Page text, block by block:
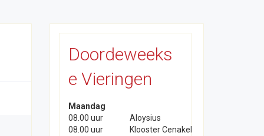
Doordeweeks
e Vieringen
Maandag
08.00 uur
Aloysius
08.00 uur
Klooster Cenakel